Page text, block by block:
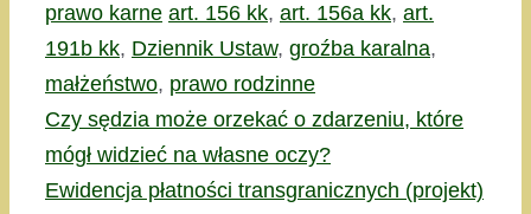
Kategorie
prawo karne Tagi
art. 156 kk, art. 156a kk, art.
191b kk, Dziennik Ustaw, groźba karalna,
małżeństwo, prawo rodzinne
Czy sędzia może orzekać o zdarzeniu, które
mógł widzieć na własne oczy?
Ewidencja płatności transgranicznych (projekt)